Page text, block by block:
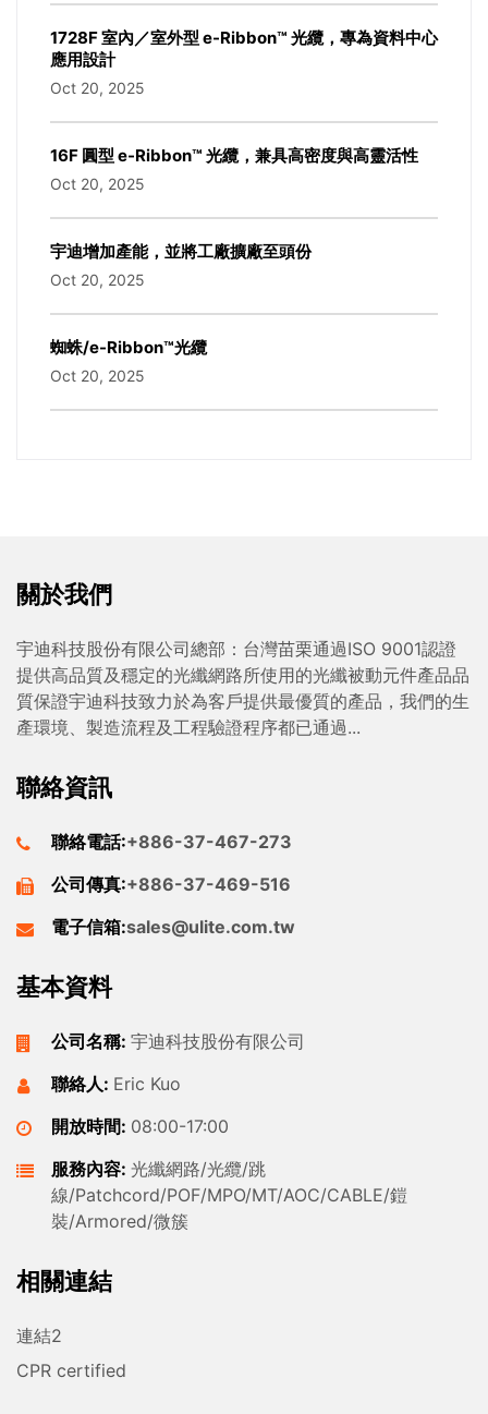
1728F 室內／室外型 e-Ribbon™ 光纜，專為資料中心
應用設計
Oct 20, 2025
16F 圓型 e-Ribbon™ 光纜，兼具高密度與高靈活性
Oct 20, 2025
宇迪增加產能，並將工廠擴廠至頭份
Oct 20, 2025
蜘蛛/e-Ribbon™光纜
Oct 20, 2025
關於我們
宇迪科技股份有限公司總部：台灣苗栗通過ISO 9001認證
提供高品質及穩定的光纖網路所使用的光纖被動元件產品品
質保證宇迪科技致力於為客戶提供最優質的產品，我們的生
產環境、製造流程及工程驗證程序都已通過...
聯絡資訊
聯絡電話:+886-37-467-273
公司傳真:+886-37-469-516
電子信箱:sales@ulite.com.tw
基本資料
公司名稱: 宇迪科技股份有限公司
聯絡人: Eric Kuo
開放時間: 08:00-17:00
服務內容: 光纖網路/光纜/跳
線/Patchcord/POF/MPO/MT/AOC/CABLE/鎧
裝/Armored/微簇
相關連結
連結2
CPR certified